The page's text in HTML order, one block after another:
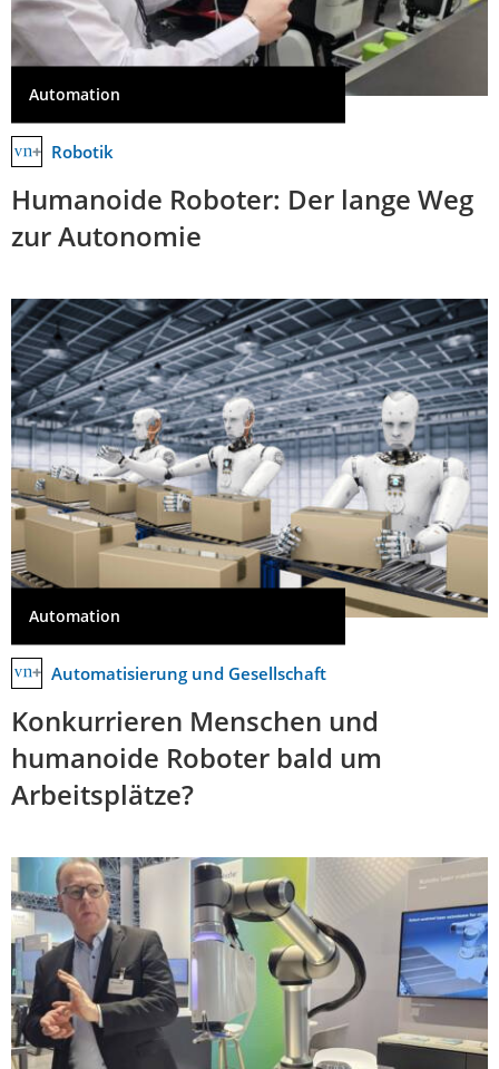
Automation
Robotik
Humanoide Roboter: Der lange Weg
zur Autonomie
Automation
Automatisierung und Gesellschaft
Konkurrieren Menschen und
humanoide Roboter bald um
Arbeitsplätze?